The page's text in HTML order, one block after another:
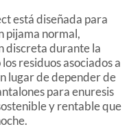
está diseñada para
pijama normal,
discreta durante la
residuos asociados a
lugar de depender de
para enuresis
y rentable que